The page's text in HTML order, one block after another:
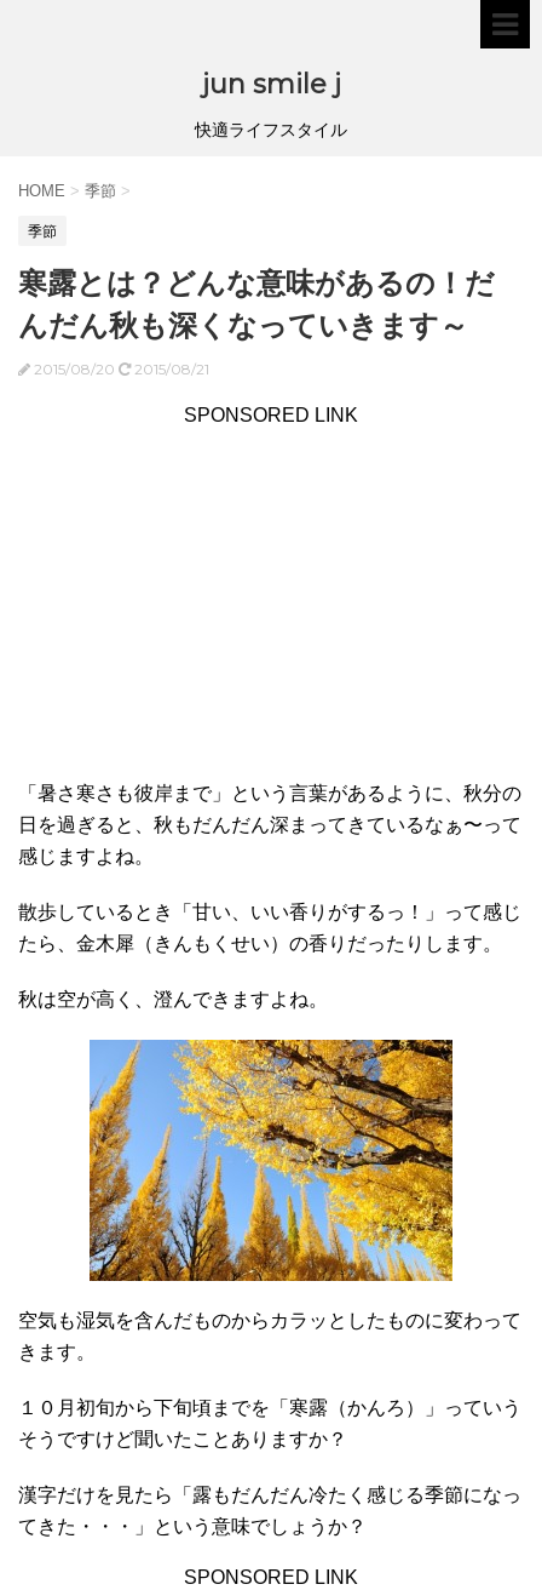
jun smile j
快適ライフスタイル
HOME > 季節 >
季節
寒露とは？どんな意味があるの！だ
んだん秋も深くなっていきます～
2015/08/20 2015/08/21
SPONSORED LINK
「暑さ寒さも彼岸まで」という言葉があるように、秋分の
日を過ぎると、秋もだんだん深まってきているなぁ〜って
感じますよね。
散歩しているとき「甘い、いい香りがするっ！」って感じ
たら、金木犀（きんもくせい）の香りだったりします。
秋は空が高く、澄んできますよね。
空気も湿気を含んだものからカラッとしたものに変わって
きます。
１０月初旬から下旬頃までを「寒露（かんろ）」っていう
そうですけど聞いたことありますか？
漢字だけを見たら「露もだんだん冷たく感じる季節になっ
てきた・・・」という意味でしょうか？
SPONSORED LINK